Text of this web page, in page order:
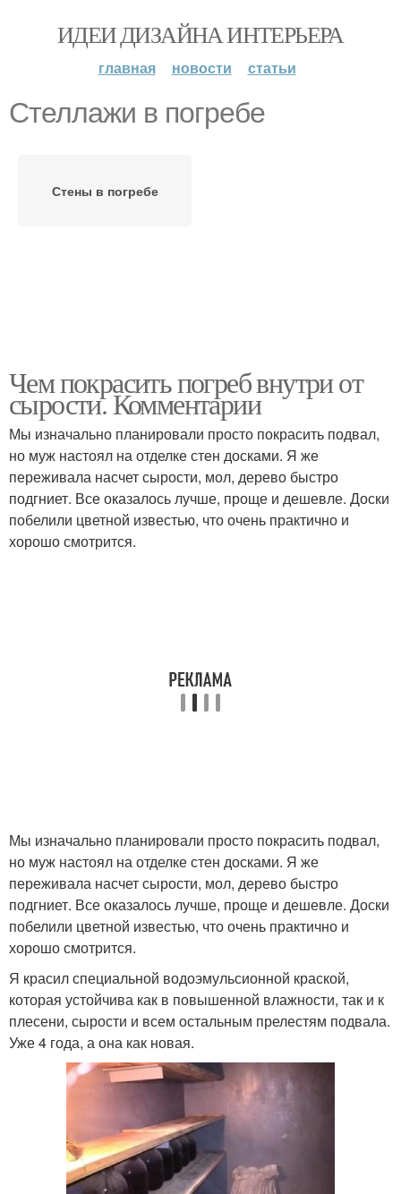
ИДЕИ ДИЗАЙНА ИНТЕРЬЕРА
главная новости статьи
Стеллажи в погребе
Стены в погребе
Чем покрасить погреб внутри от
сырости. Комментарии
Мы изначально планировали просто покрасить подвал,
но муж настоял на отделке стен досками. Я же
переживала насчет сырости, мол, дерево быстро
подгниет. Все оказалось лучше, проще и дешевле. Доски
побелили цветной известью, что очень практично и
хорошо смотрится.
Мы изначально планировали просто покрасить подвал,
но муж настоял на отделке стен досками. Я же
переживала насчет сырости, мол, дерево быстро
подгниет. Все оказалось лучше, проще и дешевле. Доски
побелили цветной известью, что очень практично и
хорошо смотрится.
Я красил специальной водоэмульсионной краской,
которая устойчива как в повышенной влажности, так и к
плесени, сырости и всем остальным прелестям подвала.
Уже 4 года, а она как новая.